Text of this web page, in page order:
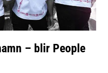
– blir People